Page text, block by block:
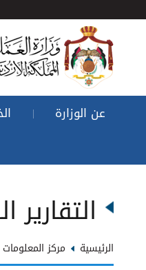
عن الوزارة |
التقارير
الرئيسية مركز المعلومات